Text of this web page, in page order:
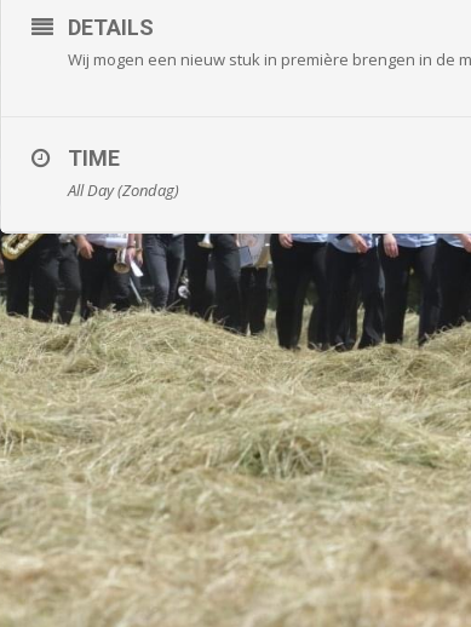
DETAILS
Wij mogen een nieuw stuk in première brengen in de
TIME
All Day (Zondag)